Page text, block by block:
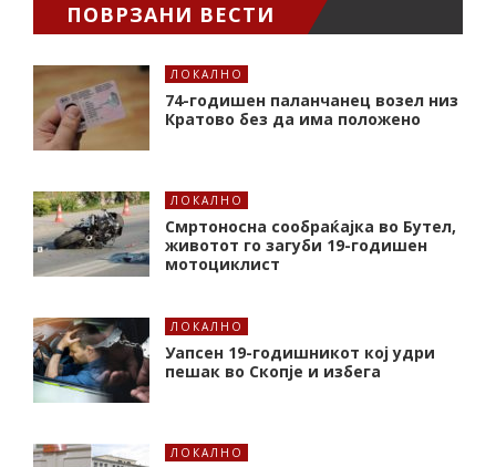
ПОВРЗАНИ ВЕСТИ
ЛОКАЛНО
74-годишен паланчанец возел низ
Кратово без да има положено
ЛОКАЛНО
Смртоносна сообраќајка во Бутел,
животот го загуби 19-годишен
мотоциклист
ЛОКАЛНО
Уапсен 19-годишникот кој удри
пешак во Скопје и избега
ЛОКАЛНО